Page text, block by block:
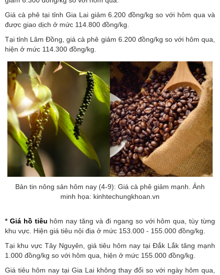
Giá cà phê tại tỉnh Gia Lai giảm 6.200 đồng/kg so với hôm qua và
được giao dịch ở mức 114.800 đồng/kg.
Tại tỉnh Lâm Đồng, giá cà phê giảm 6.200 đồng/kg so với hôm qua,
hiện ở mức 114.300 đồng/kg.
Bản tin nông sản hôm nay (4-9): Giá cà phê giảm mạnh. Ảnh
minh họa: kinhtechungkhoan.vn
* Giá hồ tiêu hôm nay tăng và đi ngang so với hôm qua, tùy từng
khu vực. Hiện giá tiêu nội địa ở mức 153.000 - 155.000 đồng/kg.
Tại khu vực Tây Nguyên, giá tiêu hôm nay tại Đắk Lắk tăng mạnh
1.000 đồng/kg so với hôm qua, hiện ở mức 155.000 đồng/kg.
Giá tiêu hôm nay tại Gia Lai không thay đổi so với ngày hôm qua,